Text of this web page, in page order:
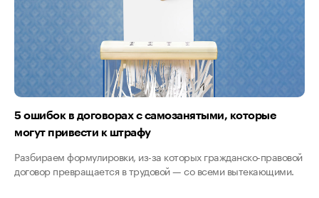
5 ошибок в договорах с самозанятыми, которые
могут привести к штрафу
Разбираем формулировки, из-за которых гражданско-правовой
договор превращается в трудовой — со всеми вытекающими.